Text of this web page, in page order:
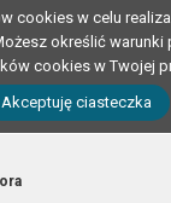
cookies w celu
określić warunki
cookies w Twojej
Akceptuję ciasteczka